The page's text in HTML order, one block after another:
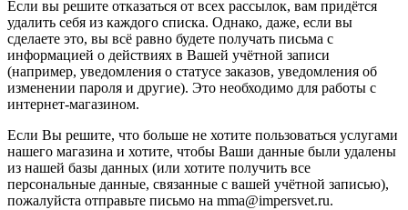
Если вы решите отказаться от всех рассылок, вам придётся
удалить себя из каждого списка. Однако, даже, если вы
сделаете это, вы всё равно будете получать письма с
информацией о действиях в Вашей учётной записи
(например, уведомления о статусе заказов, уведомления об
изменении пароля и другие). Это необходимо для работы с
интернет-магазином.
Если Вы решите, что больше не хотите пользоваться услугами
нашего магазина и хотите, чтобы Ваши данные были удалены
из нашей базы данных (или хотите получить все
персональные данные, связанные с вашей учётной записью),
пожалуйста отправьте письмо на mma@impersvet.ru.